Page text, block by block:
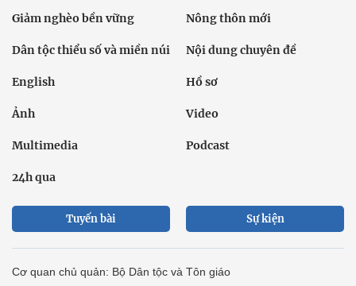
Giảm nghèo bền vững Nông thôn mới
Dân tộc thiểu số và miền núi Nội dung chuyên đề
English Hồ sơ
Ảnh Video
Multimedia Podcast
24h qua
Tuyến bài Sự kiện
Cơ quan chủ quản: Bộ Dân tộc và Tôn giáo